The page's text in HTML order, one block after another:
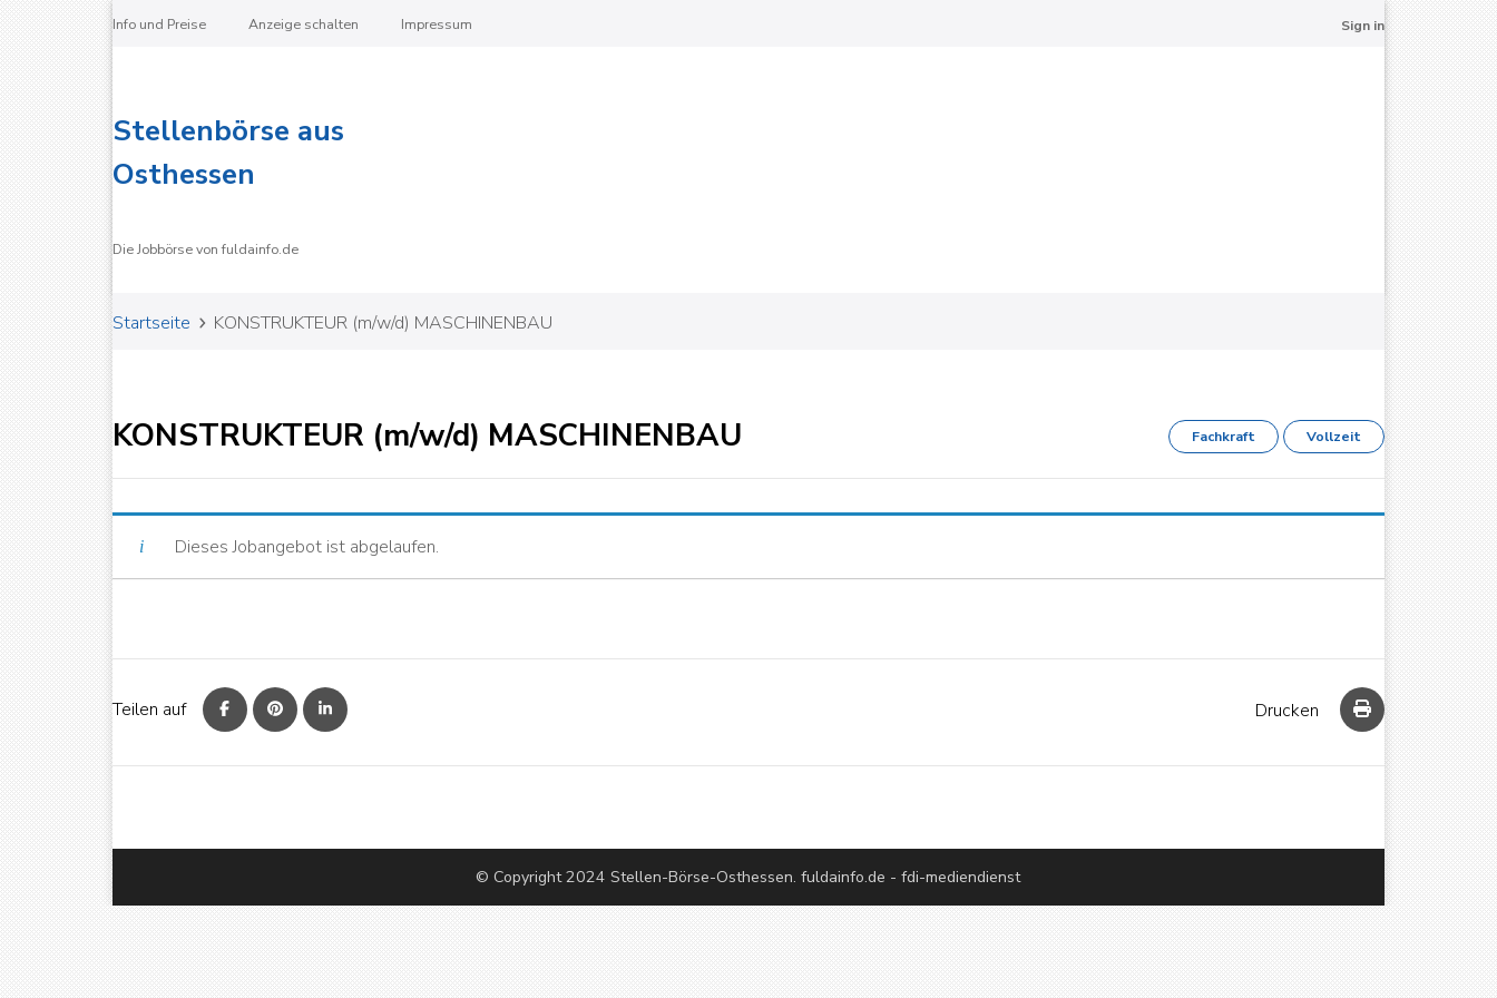
OK
European Commission | Cookies Policy
Info und Preise Anzeige schalten Impressum Sign in
Stellenbörse aus
Osthessen
Die Jobbörse von fuldainfo.de
Startseite KONSTRUKTEUR (m/w/d) MASCHINENBAU
KONSTRUKTEUR (m/w/d) MASCHINENBAU Fachkraft Vollzeit
Dieses Jobangebot ist abgelaufen.
Teilen auf Drucken
© Copyright 2024 Stellen-Börse-Osthessen. fuldainfo.de - fdi-mediendienst